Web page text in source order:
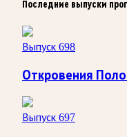
Последние выпуски
Выпуск 698
Откровения
Выпуск 697